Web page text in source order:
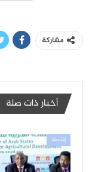
مشاركة
أخبار ذات صلة
إقتصاد